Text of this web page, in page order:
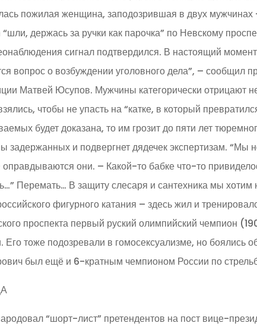
пожилая женщина, заподозрившая в двух мужчинах
“шли, держась за ручки как парочка” по Невскому
сигнал подтвердился. В настоящий
вопрос о возбуждении уголовного дела”, – сообщил
Матвей Юсупов. Мужчины категорически отрицают
чтобы не упасть на “катке, в который
будет доказана, то им грозит до пяти лет
задержанных и подвергнет дядечек экспертизам. “Мы
они. – Какой-то бабке что-то
Перемать… В защиту слесаря и сантехника мы хотим
фигурного катания – здесь жил и
проспекта первый руский олимпийский чемпион
тоже подозревали в гомосексуализме, но боялись
был ещё и 6-кратным чемпионом России по
“шорт-лист” претендентов на пост вице-